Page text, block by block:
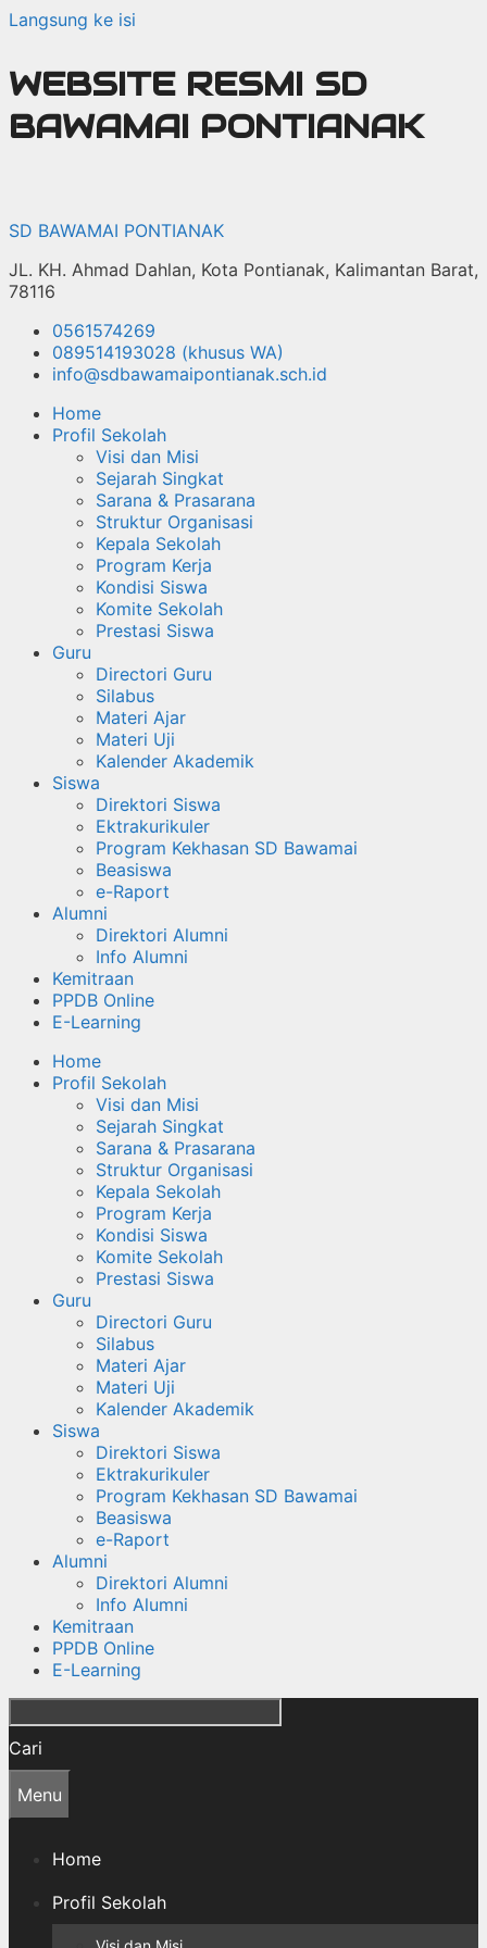
Langsung ke isi
WEBSITE RESMI SD
BAWAMAI PONTIANAK
SD BAWAMAI PONTIANAK
JL. KH. Ahmad Dahlan, Kota Pontianak, Kalimantan Barat,
78116
0561574269
089514193028 (khusus WA)
info@sdbawamaipontianak.sch.id
Home
Profil Sekolah
Visi dan Misi
Sejarah Singkat
Sarana & Prasarana
Struktur Organisasi
Kepala Sekolah
Program Kerja
Kondisi Siswa
Komite Sekolah
Prestasi Siswa
Guru
Directori Guru
Silabus
Materi Ajar
Materi Uji
Kalender Akademik
Siswa
Direktori Siswa
Ektrakurikuler
Program Kekhasan SD Bawamai
Beasiswa
e-Raport
Alumni
Direktori Alumni
Info Alumni
Kemitraan
PPDB Online
E-Learning
Home
Profil Sekolah
Visi dan Misi
Sejarah Singkat
Sarana & Prasarana
Struktur Organisasi
Kepala Sekolah
Program Kerja
Kondisi Siswa
Komite Sekolah
Prestasi Siswa
Guru
Directori Guru
Silabus
Materi Ajar
Materi Uji
Kalender Akademik
Siswa
Direktori Siswa
Ektrakurikuler
Program Kekhasan SD Bawamai
Beasiswa
e-Raport
Alumni
Direktori Alumni
Info Alumni
Kemitraan
PPDB Online
E-Learning
Cari
Menu
Home
Profil Sekolah